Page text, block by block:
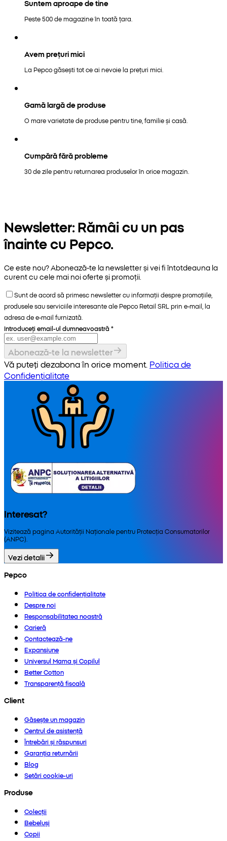
Suntem aproape de tine
Peste 500 de magazine în toată țara.
Avem prețuri mici
La Pepco găsești tot ce ai nevoie la prețuri mici.
Gamă largă de produse
O mare varietate de produse pentru tine, familie și casă.
Cumpără fără probleme
30 de zile pentru returnarea produselor în orice magazin.
Newsletter: Rămâi cu un pas
înainte cu Pepco.
Ce este nou? Abonează-te la newsletter și vei fi întotdeauna la
curent cu cele mai noi oferte și promoții.
Sunt de acord să primesc newsletter cu informații despre promoțiile,
produsele sau serviciile interesante ale Pepco Retail SRL prin e-mail, la
adresa de e-mail furnizată.
Introduceți email-ul dumneavoastră *
Abonează-te la newsletter
Vă puteți dezabona în orice moment. Politica de
Confidențialitate
Interesat?
Vizitează pagina Autorității Naționale pentru Protecția Consumatorilor
(ANPC).
Vezi detalii
Pepco
Politica de confidențialitate
Despre noi
Responsabilitatea noastră
Carieră
Contactează-ne
Expansiune
Universul Mama și Copilul
Better Cotton
Transparență fiscală
Client
Găsește un magazin
Centrul de asistență
Întrebări și răspunsuri
Garanția returnării
Blog
Setări cookie-uri
Produse
Colecții
Bebeluși
Copii